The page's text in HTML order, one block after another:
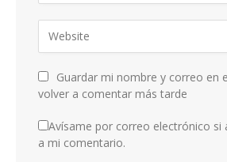
Guardar mi nombre y correo en
volver a comentar más tarde
Avísame por correo electrónico si
a mi comentario.